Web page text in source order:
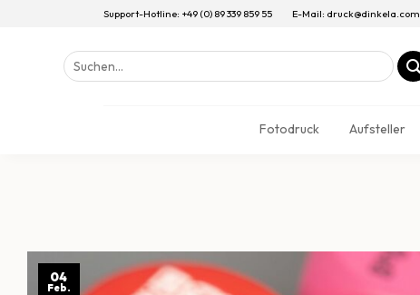
Support-Hotline: +49 (0) 89 339 859 55 E-Mail: druck@dinkela.com
Suchen
nach:
Fotodruck Aufsteller
04
Feb.